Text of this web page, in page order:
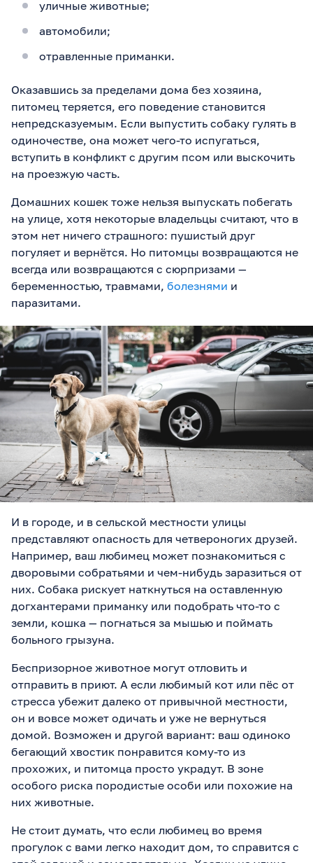
уличные животные;
автомобили;
отравленные приманки.
Оказавшись за пределами дома без хозяина,
питомец теряется, его поведение становится
непредсказуемым. Если выпустить собаку гулять в
одиночестве, она может чего-то испугаться,
вступить в конфликт с другим псом или выскочить
на проезжую часть.
Домашних кошек тоже нельзя выпускать побегать
на улице, хотя некоторые владельцы считают, что в
этом нет ничего страшного: пушистый друг
погуляет и вернётся. Но питомцы возвращаются не
всегда или возвращаются с сюрпризами —
беременностью, травмами, болезнями и
паразитами.
И в городе, и в сельской местности улицы
представляют опасность для четвероногих друзей.
Например, ваш любимец может познакомиться с
дворовыми собратьями и чем-нибудь заразиться от
них. Собака рискует наткнуться на оставленную
догхантерами приманку или подобрать что-то с
земли, кошка — погнаться за мышью и поймать
больного грызуна.
Беспризорное животное могут отловить и
отправить в приют. А если любимый кот или пёс от
стресса убежит далеко от привычной местности,
он и вовсе может одичать и уже не вернуться
домой. Возможен и другой вариант: ваш одиноко
бегающий хвостик понравится кому-то из
прохожих, и питомца просто украдут. В зоне
особого риска породистые особи или похожие на
них животные.
Не стоит думать, что если любимец во время
прогулок с вами легко находит дом, то справится с